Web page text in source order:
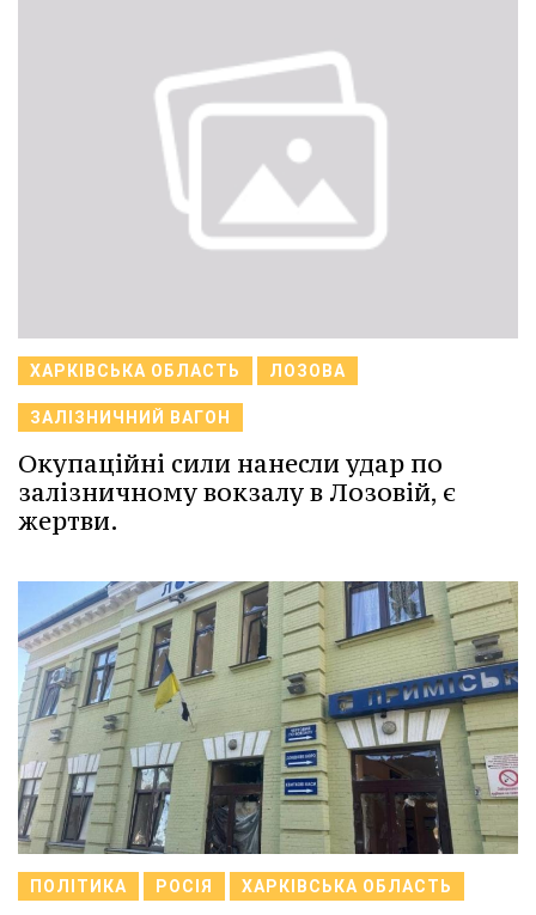
ХАРКІВСЬКА ОБЛАСТЬ ЛОЗОВА
ЗАЛІЗНИЧНИЙ ВАГОН
Окупаційні сили нанесли удар по
залізничному вокзалу в Лозовій, є
жертви.
ПОЛІТИКА РОСІЯ ХАРКІВСЬКА ОБЛАСТЬ